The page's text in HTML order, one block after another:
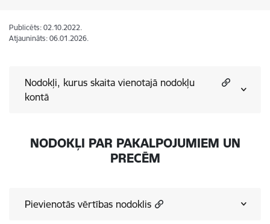
Publicēts: 02.10.2022.
Atjaunināts: 06.01.2026.
Nodokļi, kurus skaita vienotajā nodokļu
kontā
NODOKĻI PAR PAKALPOJUMIEM UN
PRECĒM
Pievienotās vērtības nodoklis